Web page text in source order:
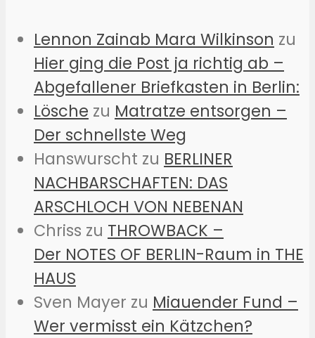
Lennon Zainab Mara Wilkinson zu
Hier ging die Post ja richtig ab –
Abgefallener Briefkasten in Berlin:
Lösche zu Matratze entsorgen –
Der schnellste Weg
Hanswurscht zu BERLINER
NACHBARSCHAFTEN: DAS
ARSCHLOCH VON NEBENAN
Chriss zu THROWBACK –
Der NOTES OF BERLIN-Raum in THE
HAUS
Sven Mayer zu Miauender Fund –
Wer vermisst ein Kätzchen?